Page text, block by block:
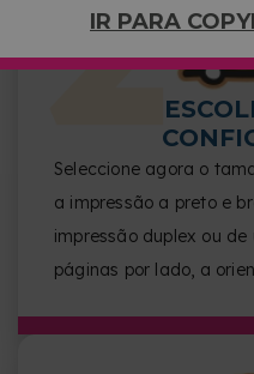
IR PARA
Seleccione agora o
a impressão a preto e
impressão duplex ou
páginas por lado, a